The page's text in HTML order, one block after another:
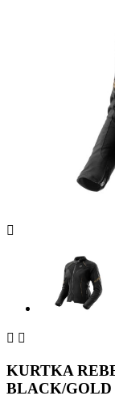

 
KURTKA
BLACK/GOLD